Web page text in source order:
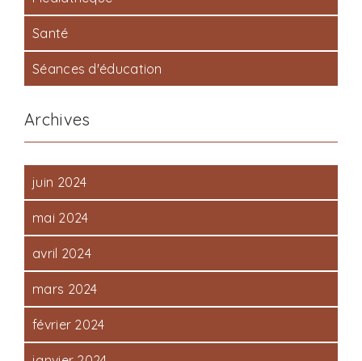
Santé
Séances d'éducation
Archives
juin 2024
mai 2024
avril 2024
mars 2024
février 2024